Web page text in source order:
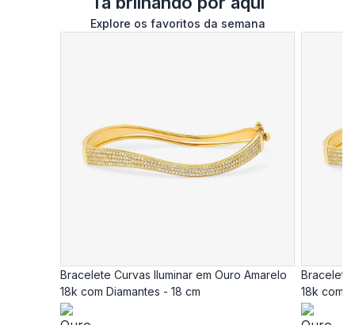
Explore os favoritos da semana
Bracelete Curvas Iluminar em Ouro Amarelo
18k com Diamantes - 18 cm
Bracelete
18k com